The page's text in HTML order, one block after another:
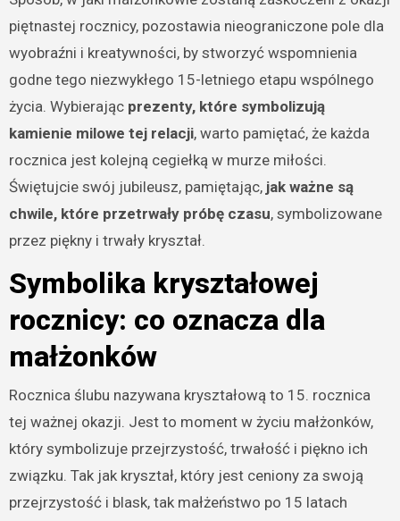
piętnastej rocznicy, pozostawia nieograniczone pole dla
wyobraźni i kreatywności, by stworzyć wspomnienia
godne tego niezwykłego 15-letniego etapu wspólnego
życia. Wybierając prezenty, które symbolizują
kamienie milowe tej relacji, warto pamiętać, że każda
rocznica jest kolejną cegiełką w murze miłości.
Świętujcie swój jubileusz, pamiętając, jak ważne są
chwile, które przetrwały próbę czasu, symbolizowane
przez piękny i trwały kryształ.
Symbolika kryształowej
rocznicy: co oznacza dla
małżonków
Rocznica ślubu nazywana kryształową to 15. rocznica
tej ważnej okazji. Jest to moment w życiu małżonków,
który symbolizuje przejrzystość, trwałość i piękno ich
związku. Tak jak kryształ, który jest ceniony za swoją
przejrzystość i blask, tak małżeństwo po 15 latach